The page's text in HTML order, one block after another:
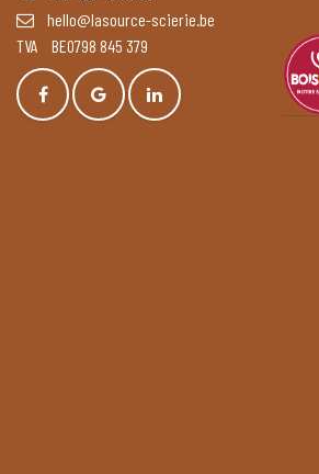
hello@lasource-scierie.be
TVA BE0798 845 379